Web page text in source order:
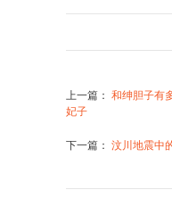
上一篇 ： 和绅胆子有
妃子
下一篇 ： 汶川地震中